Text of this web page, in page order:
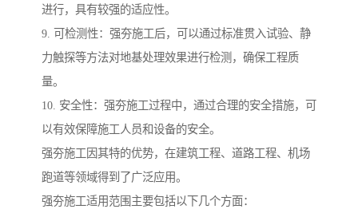
进行，具有较强的适应性。
9. 可检测性：强夯施工后，可以通过标准贯入试验、静
力触探等方法对地基处理效果进行检测，确保工程质
量。
10. 安全性：强夯施工过程中，通过合理的安全措施，可
以有效保障施工人员和设备的安全。
强夯施工因其特的优势，在建筑工程、道路工程、机场
跑道等领域得到了广泛应用。
强夯施工适用范围主要包括以下几个方面：